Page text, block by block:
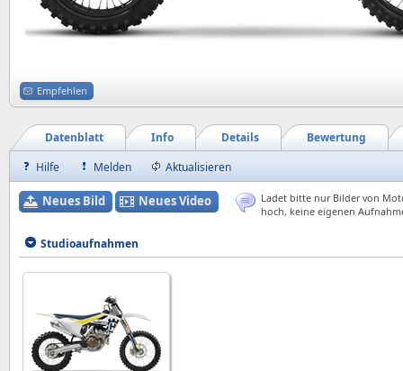
Empfehlen
Bewertung
Details
Info
Datenblatt
Hilfe
Melden Aktualisieren
Neues Bild Neues Video
Ladet bitte nur Bilder von
hoch, keine eigenen
Studioaufnahmen